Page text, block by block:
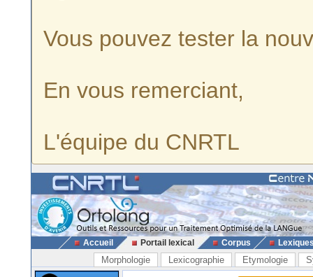
Vous pouvez tester la
En vous remerciant,
L'équipe du CNRTL
Accueil Portail lexical Corpus
Morphologie Lexicographie Etymologie